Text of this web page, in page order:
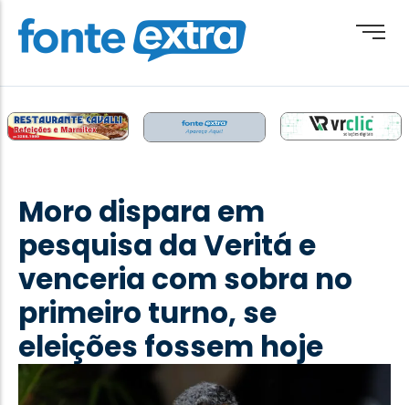
Destaque
Esporte
Geral
Obituário
Paraguai
Paraná
Moro dispara em
pesquisa da Veritá e
venceria com sobra no
primeiro turno, se
eleições fossem hoje